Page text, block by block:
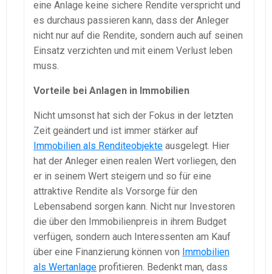
eine Anlage keine sichere Rendite verspricht und
es durchaus passieren kann, dass der Anleger
nicht nur auf die Rendite, sondern auch auf seinen
Einsatz verzichten und mit einem Verlust leben
muss.
Vorteile bei Anlagen in Immobilien
Nicht umsonst hat sich der Fokus in der letzten
Zeit geändert und ist immer stärker auf
Immobilien als Renditeobjekte ausgelegt. Hier
hat der Anleger einen realen Wert vorliegen, den
er in seinem Wert steigern und so für eine
attraktive Rendite als Vorsorge für den
Lebensabend sorgen kann. Nicht nur Investoren
die über den Immobilienpreis in ihrem Budget
verfügen, sondern auch Interessenten am Kauf
über eine Finanzierung können von Immobilien
als Wertanlage profitieren. Bedenkt man, dass